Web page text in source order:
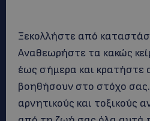
Ξεκολλήστε από
Αναθεωρήστε τα κακώς
έως σήμερα και κρατήστε
βοηθήσουν στο στόχο
αρνητικούς και τοξικούς